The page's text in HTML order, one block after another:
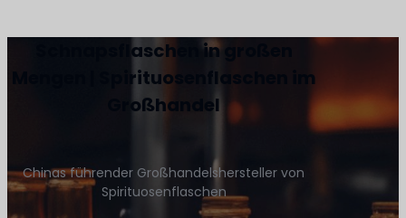
Schnapsflaschen in großen
Mengen | Spirituosenflaschen im
Großhandel
Chinas führender Großhandelshersteller von
Spirituosenflaschen